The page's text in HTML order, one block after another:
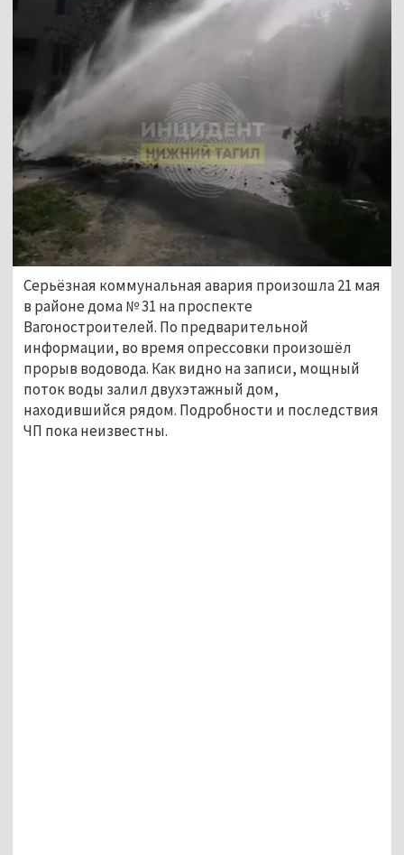
Серьёзная коммунальная авария произошла 21 мая
в районе дома № 31 на проспекте
Вагоностроителей. По предварительной
информации, во время опрессовки произошёл
прорыв водовода. Как видно на записи, мощный
поток воды залил двухэтажный дом,
находившийся рядом. Подробности и последствия
ЧП пока неизвестны.